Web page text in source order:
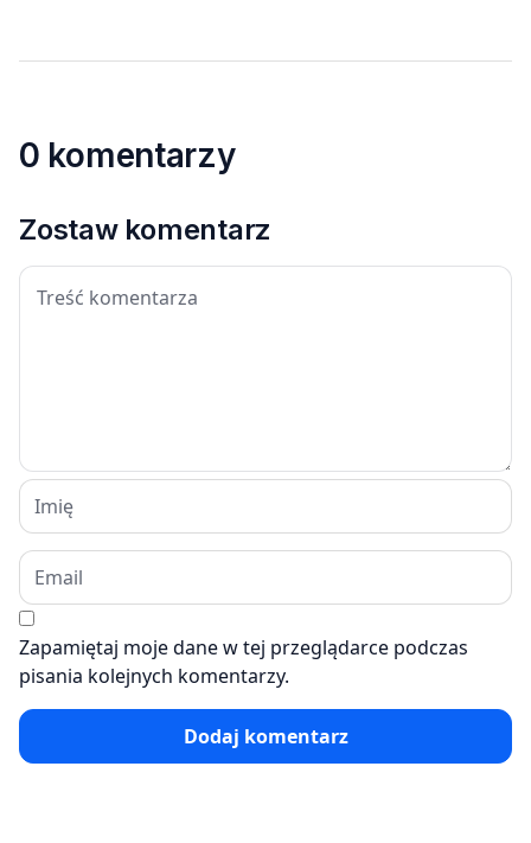
0 komentarzy
Zostaw komentarz
Zapamiętaj moje dane w tej przeglądarce podczas
pisania kolejnych komentarzy.
Dodaj komentarz